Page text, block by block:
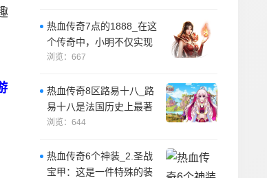
热血传奇7点的1888_在这
个传奇中，小明不仅实现
了他的梦想，还获得了许
浏览：667
热血传奇8区路易十八_路
易十八是法国历史上最著
名的政治家之一，也是法
浏览：644
热血传奇6个神装_2.圣战
宝甲：这是一件特殊的装